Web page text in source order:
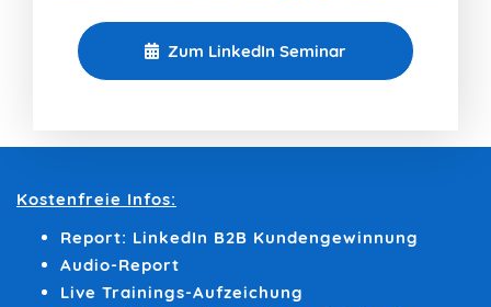
Zum LinkedIn Seminar
Kostenfreie Infos:
Report: LinkedIn B2B Kundengewinnung
Audio-Report
Live Trainings-Aufzeichung